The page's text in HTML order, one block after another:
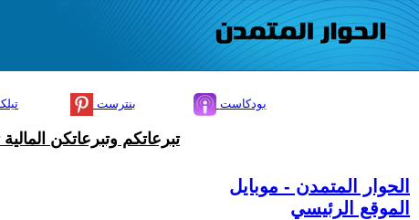
بنترست بودكاست
تبرعاتكم وتبرعاتكن
الحوار المتمدن - موبايل
الموقع الرئيسي